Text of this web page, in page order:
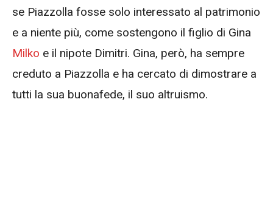
se Piazzolla fosse solo interessato al patrimonio
e a niente più, come sostengono il figlio di Gina
Milko e il nipote Dimitri. Gina, però, ha sempre
creduto a Piazzolla e ha cercato di dimostrare a
tutti la sua buonafede, il suo altruismo.